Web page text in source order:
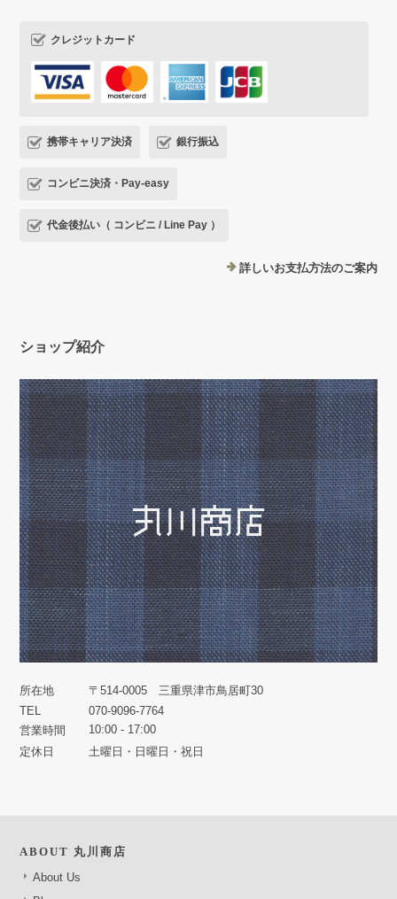
クレジットカード
携帯キャリア決済 銀行振込
コンビニ決済・Pay-easy
代金後払い（ コンビニ / Line Pay ）
詳しいお支払方法のご案内
ショップ紹介
所在地
〒514-0005 三重県津市鳥居町30
TEL
070-9096-7764
営業時間
10:00 - 17:00
定休日
土曜日・日曜日・祝日
ABOUT 丸川商店
About Us